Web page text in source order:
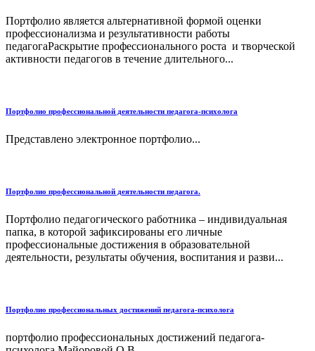
Портфолио является альтернативной формой оценки
профессионализма и результативности работы
педагогаРаскрытие профессионального роста и творческой
активности педагогов в течение длительного...
Портфолио профессиональной деятельности педагога-психолога
Представлено электронное портфолио...
Портфолио профессиональной деятельности педагога.
Портфолио педагогического работника – индивидуальная
папка, в которой зафиксированы его личные
профессиональные достижения в образовательной
деятельности, результаты обучения, воспитания и разви...
Портфолио профессиональных достижений педагога-психолога
портфолио профессиональных достижений педагога-